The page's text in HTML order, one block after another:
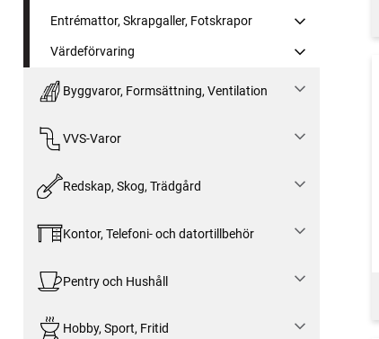
Entrémattor, Skrapgaller, Fotskrapor
Värdeförvaring
Byggvaror, Formsättning, Ventilation
VVS-Varor
Redskap, Skog, Trädgård
Kontor, Telefoni- och datortillbehör
Pentry och Hushåll
Hobby, Sport, Fritid